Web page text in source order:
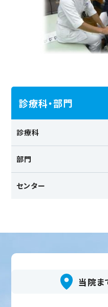
診療科・部門
診療科
部門
センター
当院ま